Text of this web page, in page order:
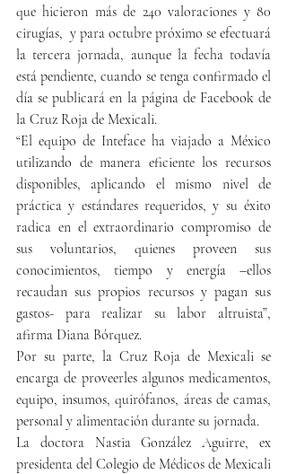
que hicieron más de 240 valoraciones y 80
cirugías,  y para octubre próximo se efectuará
la tercera jornada, aunque la fecha todavía
está pendiente, cuando se tenga confirmado el
día se publicará en la página de Facebook de
la Cruz Roja de Mexicali.
“El equipo de Inteface ha viajado a México
utilizando de manera eficiente los recursos
disponibles, aplicando el mismo nivel de
práctica y estándares requeridos, y su éxito
radica en el extraordinario compromiso de
sus voluntarios, quienes proveen sus
conocimientos, tiempo y energía –ellos
recaudan sus propios recursos y pagan sus
gastos- para realizar su labor altruista”,
afirma Diana Bórquez.
Por su parte, la Cruz Roja de Mexicali se
encarga de proveerles algunos medicamentos,
equipo, insumos, quirófanos, áreas de camas,
personal y alimentación durante su jornada.
La doctora Nastia González Aguirre, ex
presidenta del Colegio de Médicos de Mexicali